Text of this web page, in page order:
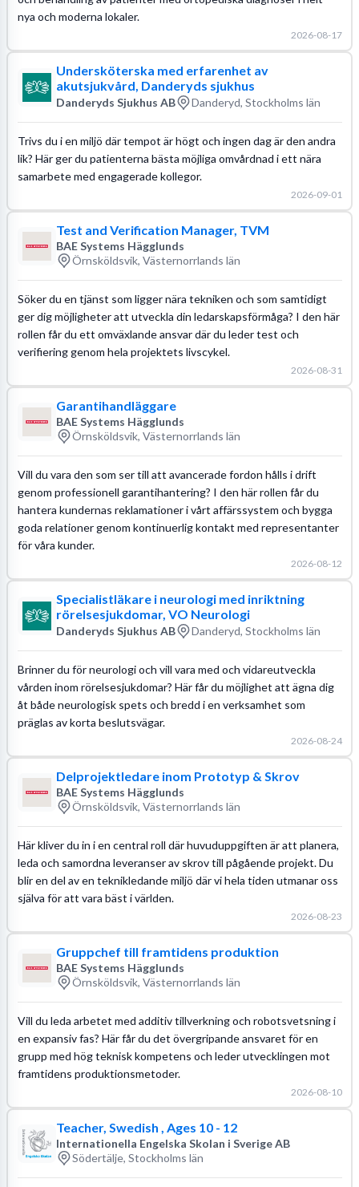
nya och moderna lokaler.
2026-08-17
Undersköterska med erfarenhet av
akutsjukvård, Danderyds sjukhus
Danderyds Sjukhus AB Danderyd, Stockholms län
Trivs du i en miljö där tempot är högt och ingen dag är den andra
lik? Här ger du patienterna bästa möjliga omvårdnad i ett nära
samarbete med engagerade kollegor.
2026-09-01
Test and Verification Manager, TVM
BAE Systems Hägglunds
Örnsköldsvik, Västernorrlands län
Söker du en tjänst som ligger nära tekniken och som samtidigt
ger dig möjligheter att utveckla din ledarskapsförmåga? I den här
rollen får du ett omväxlande ansvar där du leder test och
verifiering genom hela projektets livscykel.
2026-08-31
Garantihandläggare
BAE Systems Hägglunds
Örnsköldsvik, Västernorrlands län
Vill du vara den som ser till att avancerade fordon hålls i drift
genom professionell garantihantering? I den här rollen får du
hantera kundernas reklamationer i vårt affärssystem och bygga
goda relationer genom kontinuerlig kontakt med representanter
för våra kunder.
2026-08-12
Specialistläkare i neurologi med inriktning
rörelsesjukdomar, VO Neurologi
Danderyds Sjukhus AB Danderyd, Stockholms län
Brinner du för neurologi och vill vara med och vidareutveckla
vården inom rörelsesjukdomar? Här får du möjlighet att ägna dig
åt både neurologisk spets och bredd i en verksamhet som
präglas av korta beslutsvägar.
2026-08-24
Delprojektledare inom Prototyp & Skrov
BAE Systems Hägglunds
Örnsköldsvik, Västernorrlands län
Här kliver du in i en central roll där huvuduppgiften är att planera,
leda och samordna leveranser av skrov till pågående projekt. Du
blir en del av en teknikledande miljö där vi hela tiden utmanar oss
själva för att vara bäst i världen.
2026-08-23
Gruppchef till framtidens produktion
BAE Systems Hägglunds
Örnsköldsvik, Västernorrlands län
Vill du leda arbetet med additiv tillverkning och robotsvetsning i
en expansiv fas? Här får du det övergripande ansvaret för en
grupp med hög teknisk kompetens och leder utvecklingen mot
framtidens produktionsmetoder.
2026-08-10
Teacher, Swedish , Ages 10 - 12
Internationella Engelska Skolan i Sverige AB
Södertälje, Stockholms län